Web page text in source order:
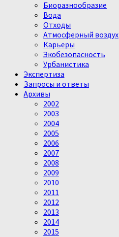
Биоразнообразие
Вода
Отходы
Атмосферный воздух
Карьеры
Экобезопасность
Урбанистика
Экспертиза
Запросы и ответы
Архивы
2002
2003
2004
2005
2006
2007
2008
2009
2010
2011
2012
2013
2014
2015